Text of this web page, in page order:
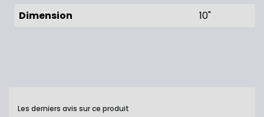
Dimension 10"
Les derniers avis sur ce produit